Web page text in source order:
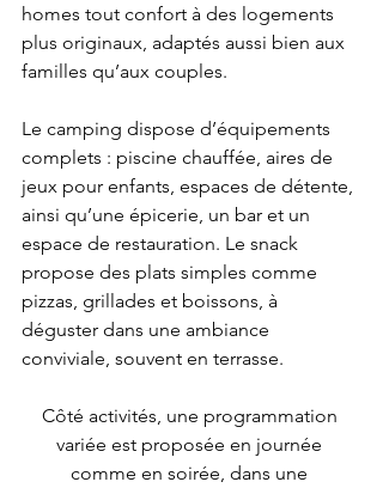
homes tout confort à des logements
plus originaux, adaptés aussi bien aux
familles qu’aux couples.
Le camping dispose d’équipements
complets : piscine chauffée, aires de
jeux pour enfants, espaces de détente,
ainsi qu’une épicerie, un bar et un
espace de restauration. Le snack
propose des plats simples comme
pizzas, grillades et boissons, à
déguster dans une ambiance
conviviale, souvent en terrasse.
Côté activités, une programmation
variée est proposée en journée
comme en soirée, dans une